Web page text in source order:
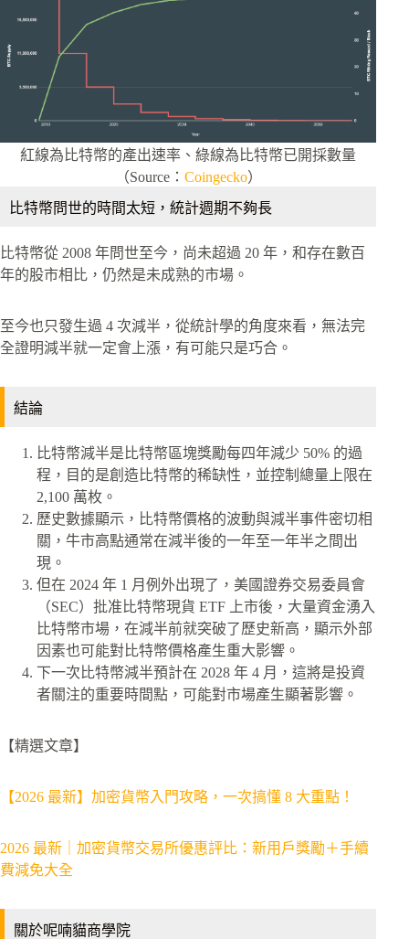
紅線為比特幣的產出速率、綠線為比特幣已開採數量
（Source： Coingecko）
比特幣問世的時間太短，統計週期不夠長
比特幣從 2008 年問世至今，尚未超過 20 年，和存在數百
年的股市相比，仍然是未成熟的市場。
至今也只發生過 4 次減半，從統計學的角度來看，無法完
全證明減半就一定會上漲，有可能只是巧合。
結論
比特幣減半是比特幣區塊獎勵每四年減少 50% 的過
程，目的是創造比特幣的稀缺性，並控制總量上限在
2,100 萬枚。
歷史數據顯示，比特幣價格的波動與減半事件密切相
關，牛市高點通常在減半後的一年至一年半之間出
現。
但在 2024 年 1 月例外出現了，美國證券交易委員會
（SEC）批准比特幣現貨 ETF 上市後，大量資金湧入
比特幣市場，在減半前就突破了歷史新高，顯示外部
因素也可能對比特幣價格產生重大影響。
下一次比特幣減半預計在 2028 年 4 月，這將是投資
者關注的重要時間點，可能對市場產生顯著影響。
【精選文章】
【2026 最新】加密貨幣入門攻略，一次搞懂 8 大重點！
2026 最新｜加密貨幣交易所優惠評比：新用戶獎勵＋手續
費減免大全
關於呢喃貓商學院